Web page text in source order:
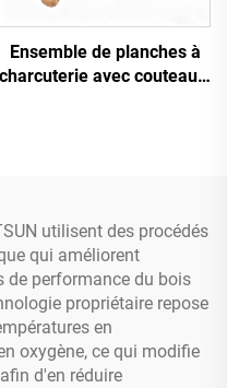
Ensemble de planches à
charcuterie avec couteaux,
utilisent des procédés
qui améliorent
de performance du bois
propriétaire repose
en
oxygène, ce qui modifie
d'en réduire